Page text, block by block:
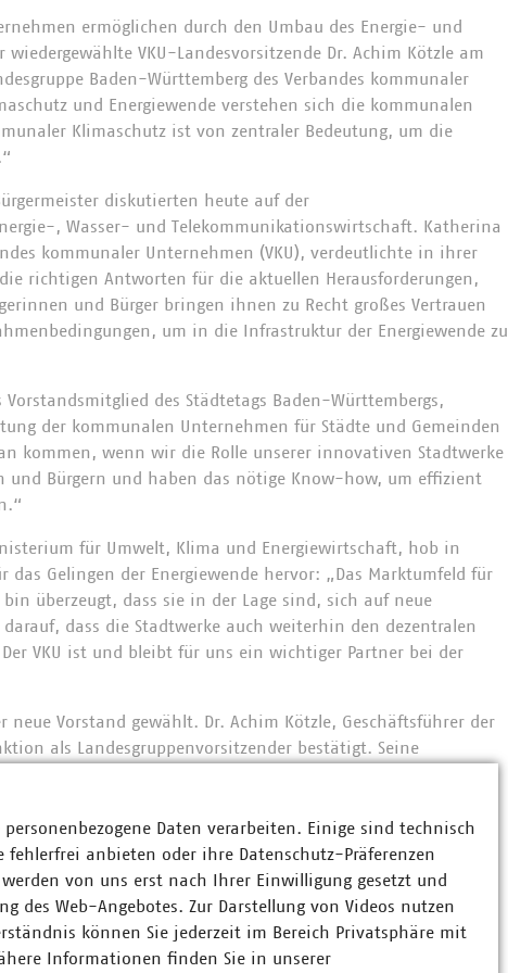
ermöglichen durch den Umbau des Energie- und
wiedergewählte VKU-Landesvorsitzende Dr. Achim Kötzle am
Baden-Württemberg des Verbandes kommunaler
und Energiewende verstehen sich die kommunalen
Klimaschutz ist von zentraler Bedeutung, um die
diskutierten heute auf der
, Wasser- und Telekommunikationswirtschaft. Katherina
kommunaler Unternehmen (VKU), verdeutlichte in ihrer
richtigen Antworten für die aktuellen Herausforderungen,
und Bürger bringen ihnen zu Recht großes Vertrauen
um in die Infrastruktur der Energiewende zu
des Städtetags Baden-Württembergs,
der kommunalen Unternehmen für Städte und Gemeinden
kommen, wenn wir die Rolle unserer innovativen Stadtwerke
und Bürgern und haben das nötige Know-how, um effizient
für Umwelt, Klima und Energiewirtschaft, hob in
das Gelingen der Energiewende hervor: „Das Marktumfeld für
überzeugt, dass sie in der Lage sind, sich auf neue
dass die Stadtwerke auch weiterhin den dezentralen
VKU ist und bleibt für uns ein wichtiger Partner bei der
neue Vorstand gewählt. Dr. Achim Kötzle, Geschäftsführer der
als Landesgruppenvorsitzender bestätigt. Seine
Osswald aus Freudenstadt sowie Mathias Nikolay,
personenbezogene Daten verarbeiten. Einige sind technisch
anbieten oder ihre Datenschutz-Präferenzen
von uns erst nach Ihrer Einwilligung gesetzt und
des Web-Angebotes. Zur Darstellung von Videos nutzen
können Sie jederzeit im Bereich Privatsphäre mit
Informationen finden Sie in unserer